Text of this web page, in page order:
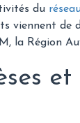
du
viennent
la Région
et